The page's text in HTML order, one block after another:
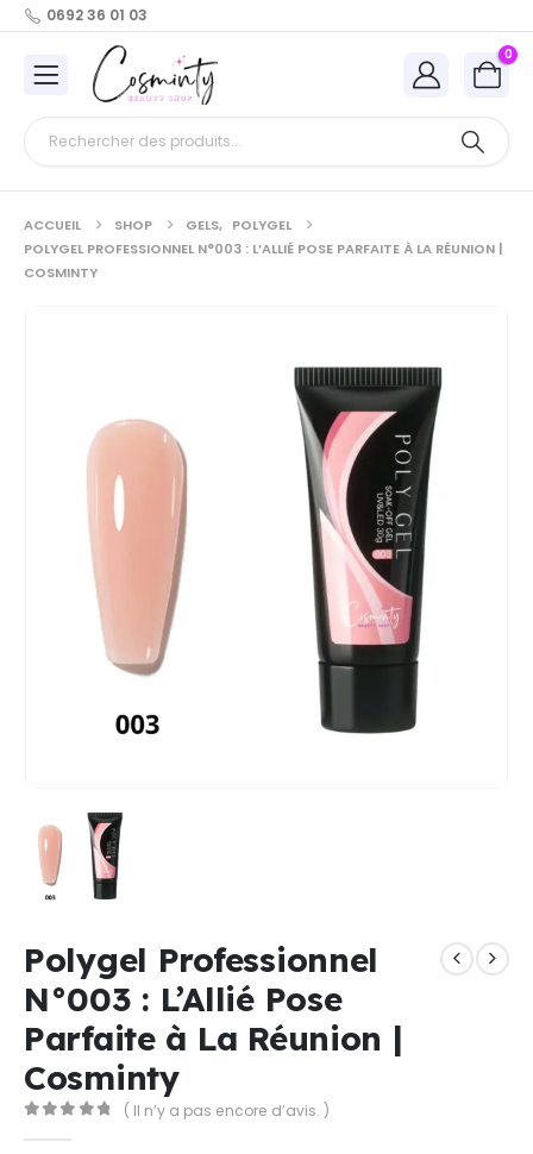
0692 36 01 03
0
ACCUEIL SHOP GELS, POLYGEL
POLYGEL PROFESSIONNEL N°003 : L’ALLIÉ POSE PARFAITE À LA RÉUNION |
COSMINTY
Polygel Professionnel
N°003 : L’Allié Pose
Parfaite à La Réunion |
Cosminty
( Il n’y a pas encore d’avis. )